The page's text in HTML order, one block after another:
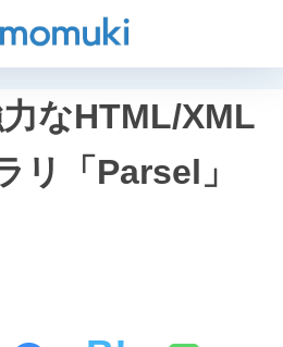
なHTML/XML
リ「Parsel」